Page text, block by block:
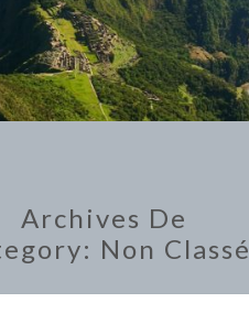
Archives De
Non Classé